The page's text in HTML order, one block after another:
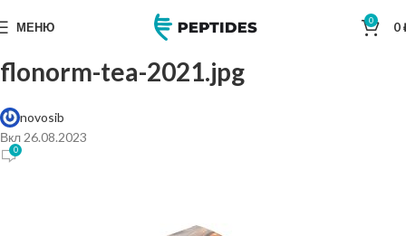
МЕНЮ 0 0
flonorm-tea-2021.jpg
novosib
Вкл 26.08.2023
0